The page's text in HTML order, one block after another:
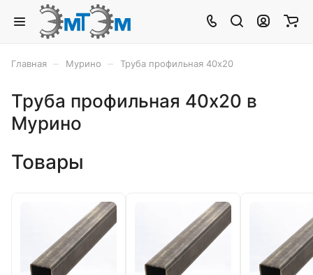
Главная Мурино Труба профильная 40х20
Труба профильная 40х20 в
Мурино
Товары